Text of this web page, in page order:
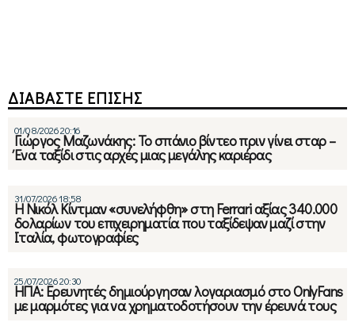
ΔΙΑΒΑΣΤΕ ΕΠΙΣΗΣ
01/08/2026 20:16
Γιώργος Μαζωνάκης: Το σπάνιο βίντεο πριν γίνει σταρ –
Ένα ταξίδι στις αρχές μιας μεγάλης καριέρας
31/07/2026 18:58
Η Νικόλ Κίντμαν «συνελήφθη» στη Ferrari αξίας 340.000
δολαρίων του επιχειρηματία που ταξίδεψαν μαζί στην
Ιταλία, φωτογραφίες
25/07/2026 20:30
ΗΠΑ: Ερευνητές δημιούργησαν λογαριασμό στο OnlyFans
με μαρμότες για να χρηματοδοτήσουν την έρευνά τους